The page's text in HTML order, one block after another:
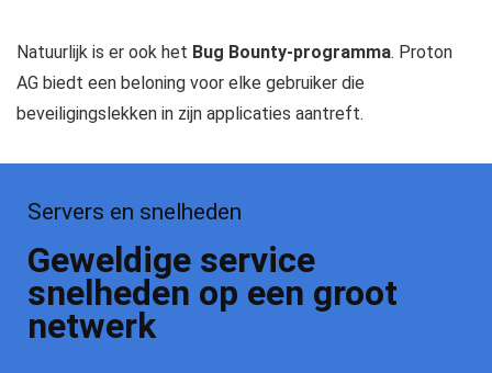
Natuurlijk is er ook het Bug Bounty-programma. Proton
AG biedt een beloning voor elke gebruiker die
beveiligingslekken in zijn applicaties aantreft.
Servers en snelheden
Geweldige service
snelheden op een groot
netwerk